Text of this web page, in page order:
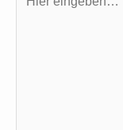
eingeben…